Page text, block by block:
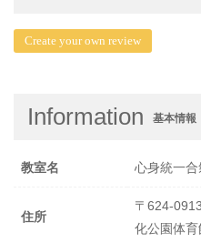
Create your own review
Information 基本情報
教室名 心身統一
住所
〒624-
化公園体